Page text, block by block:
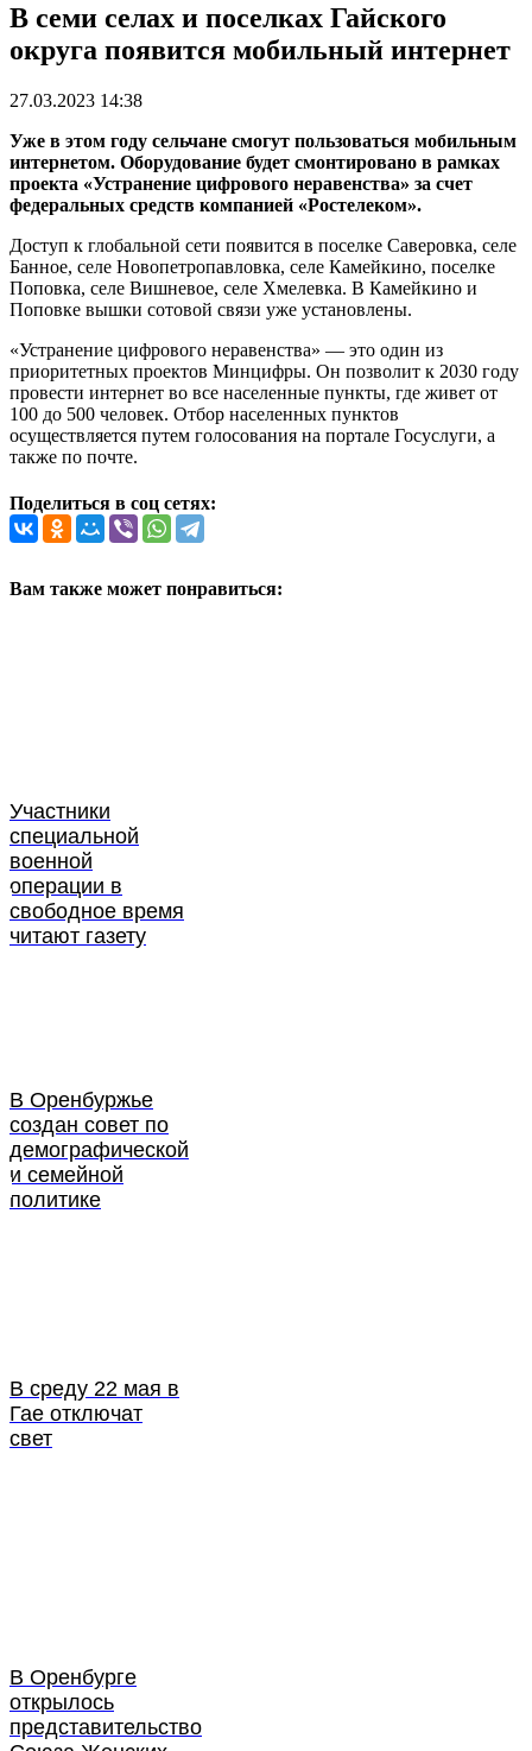
В семи селах и поселках Гайского
округа появится мобильный интернет
27.03.2023 14:38
Уже в этом году сельчане смогут пользоваться мобильным
интернетом. Оборудование будет смонтировано в рамках
проекта «Устранение цифрового неравенства» за счет
федеральных средств компанией «Ростелеком».
Доступ к глобальной сети появится в поселке Саверовка, селе
Банное, селе Новопетропавловка, селе Камейкино, поселке
Поповка, селе Вишневое, селе Хмелевка. В Камейкино и
Поповке вышки сотовой связи уже установлены.
«Устранение цифрового неравенства» — это один из
приоритетных проектов Минцифры. Он позволит к 2030 году
провести интернет во все населенные пункты, где живет от
100 до 500 человек. Отбор населенных пунктов
осуществляется путем голосования на портале Госуслуги, а
также по почте.
Поделиться в соц сетях:
Вам также может понравиться:
Участники
специальной
военной
операции в
свободное время
читают газету
В Оренбуржье
создан совет по
демографической
и семейной
политике
В среду 22 мая в
Гае отключат
свет
В Оренбурге
открылось
представительство